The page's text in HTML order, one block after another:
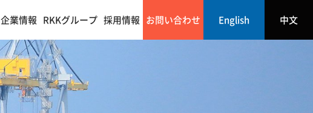
企業情報 RKKグループ 採用情報 お問い合わせ English 中文